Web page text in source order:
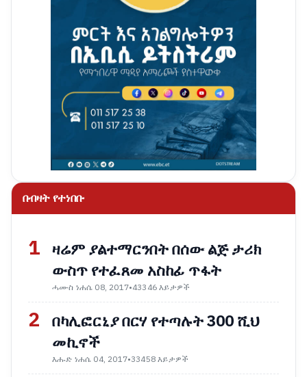
በብዛት የተነበቡ
1 ዛሬም ያልተማርንበት በሰው ልጅ ታሪክ
ውስጥ የተፈጸመ አስከፊ ጥፋት
ሓሙስ ነሐሴ 08, 2017•43346 እይታዎች
2 በካሊፎርኒያ በርሃ የተጣሉት 300 ሺህ
መኪኖች
እሑድ ነሐሴ 04, 2017•33458 እይታዎች